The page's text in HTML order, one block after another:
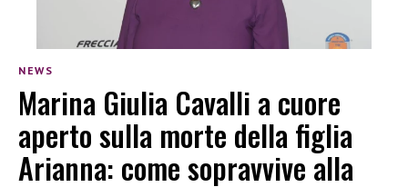
NEWS
Marina Giulia Cavalli a cuore
aperto sulla morte della figlia
Arianna: come sopravvive alla